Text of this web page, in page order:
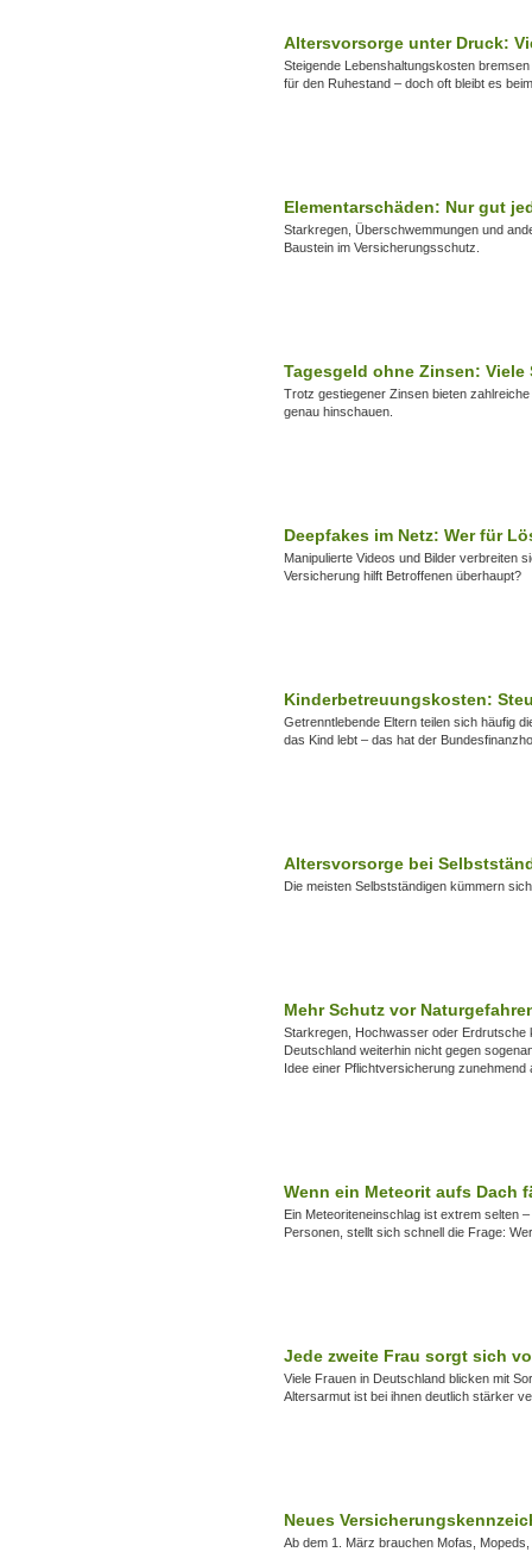
Altersvorsorge unter Druck:
Steigende Lebenshaltungskosten
für den Ruhestand – doch oft bleibt es
Elementarschäden: Nur gut
Starkregen, Überschwemmungen und
Baustein im Versicherungsschutz.
Tagesgeld ohne Zinsen:
Trotz gestiegener Zinsen bieten
genau hinschauen.
Deepfakes im Netz: Wer für
Manipulierte Videos und Bilder verbreiten
Versicherung hilft Betroffenen überhaupt?
Kinderbetreuungskosten:
Getrenntlebende Eltern teilen sich häufig
das Kind lebt – das hat der
Altersvorsorge bei
Die meisten Selbstständigen kümmern
Mehr Schutz vor
Starkregen, Hochwasser oder Erdrutsche
Deutschland weiterhin nicht gegen
Idee einer Pflichtversicherung zunehmend
Wenn ein Meteorit aufs Dach
Ein Meteoriteneinschlag ist extrem selten
Personen, stellt sich schnell die Frage:
Jede zweite Frau sorgt sich
Viele Frauen in Deutschland blicken mit
Altersarmut ist bei ihnen deutlich stärker
Neues
Ab dem 1. März brauchen Mofas,